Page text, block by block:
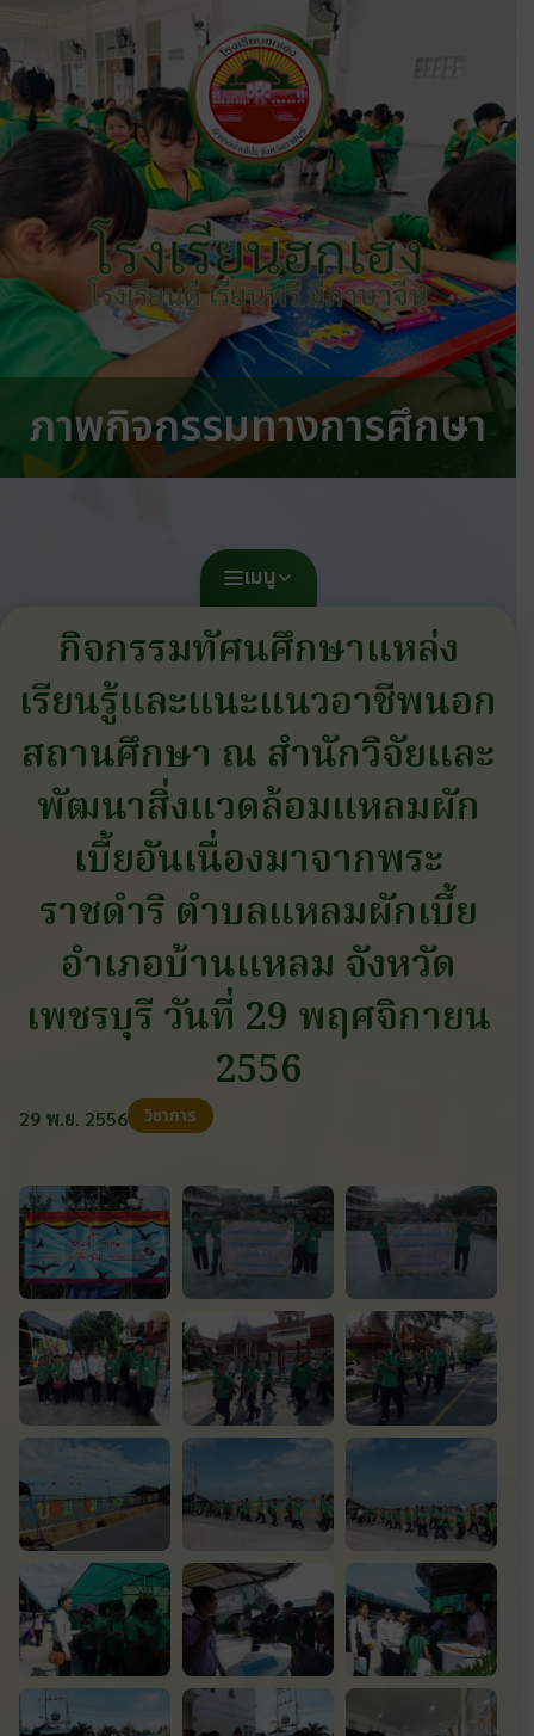
โรงเรียนฮกเฮง
โรงเรียนดี เรียนฟรี มีภาษาจีน
ภาพกิจกรรมทางการศึกษา
เมนู
กิจกรรมทัศนศึกษาแหล่ง
เรียนรู้และแนะแนวอาชีพนอก
สถานศึกษา ณ สำนักวิจัยและ
พัฒนาสิ่งแวดล้อมแหลมผัก
เบี้ยอันเนื่องมาจากพระ
ราชดำริ ตำบลแหลมผักเบี้ย
อำเภอบ้านแหลม จังหวัด
เพชรบุรี วันที่ 29 พฤศจิกายน
2556
29 พ.ย. 2556 วิชาการ